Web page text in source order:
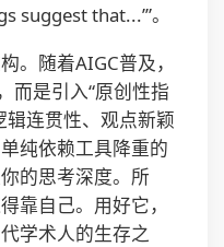
suggest that...’”。
。随着AIGC普及，
而是引入“原创性指
连贯性、观点新颖
纯依赖工具降重的
的思考深度。所
靠自己。用好它，
学术人的生存之